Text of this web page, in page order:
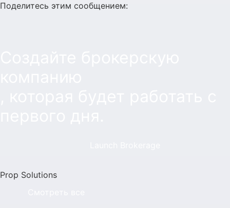
Поделитесь этим сообщением:
Prop Solutions